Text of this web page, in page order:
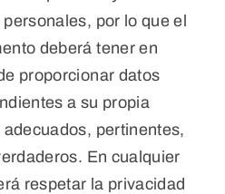
por lo que el
deberá tener en
proporcionar datos
a su propia
pertinentes,
En cualquier
respetar la privacidad